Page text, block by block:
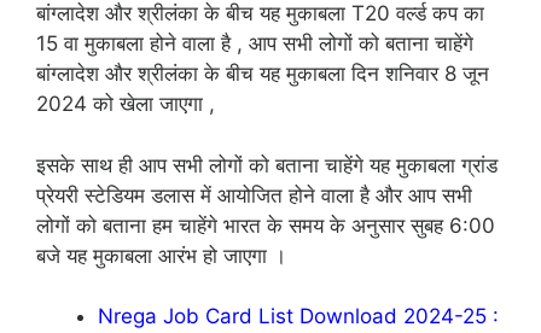
बांग्लादेश और श्रीलंका के बीच यह मुकाबला T20 वर्ल्ड कप का
15 वा मुकाबला होने वाला है , आप सभी लोगों को बताना चाहेंगे
बांग्लादेश और श्रीलंका के बीच यह मुकाबला दिन शनिवार 8 जून
2024 को खेला जाएगा ,
इसके साथ ही आप सभी लोगों को बताना चाहेंगे यह मुकाबला ग्रांड
प्रेयरी स्टेडियम डलास में आयोजित होने वाला है और आप सभी
लोगों को बताना हम चाहेंगे भारत के समय के अनुसार सुबह 6:00
बजे यह मुकाबला आरंभ हो जाएगा ।
Nrega Job Card List Download 2024-25 :